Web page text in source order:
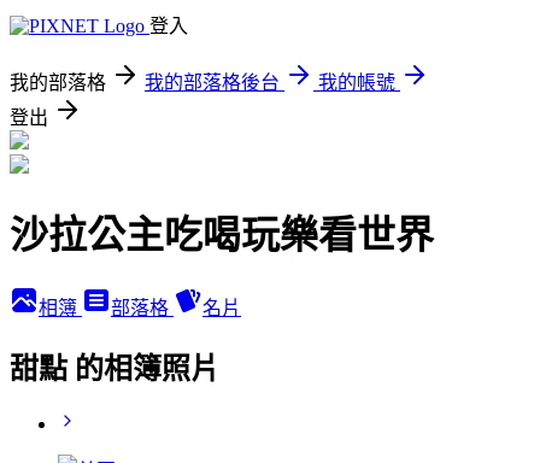
登入
我的部落格 我的部落格後台
我的帳號
登出
沙拉公主吃喝玩樂看世界
相簿 部落格 名片
甜點 的相簿照片